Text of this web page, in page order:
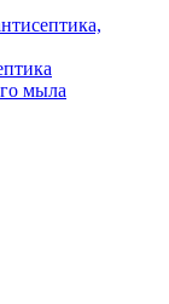
мыла